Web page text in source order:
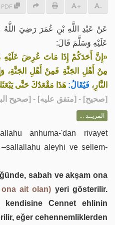
PDF + -
عَنْ عَبْدِ اللَّهِ بْنِ عُمَرَ رَضِيَ اللَّهُ
عَلَيْهِ وَسَلَّمَ قَالَ:
«إِنَّ أَحَدَكُمْ إِذَا مَاتَ عُرِضَ عَلَيْهِ
مِنْ أَهْلِ الجَنَّةِ فَمِنْ أَهْلِ الجَنَّةِ،
النَّارِ، فَيُقَالُ: هَذَا مَقْعَدُكَ حَتَّى
[صحيح] - [متفق عليه] - [صحيح
المزيــد ...
anhuma-'dan rivayet
aleyhi ve sellem-
sabah ve akşam ona
ait olan) yeri gösterilir.
kendisine Cennet ehlinin
eğer cehennemliklerden